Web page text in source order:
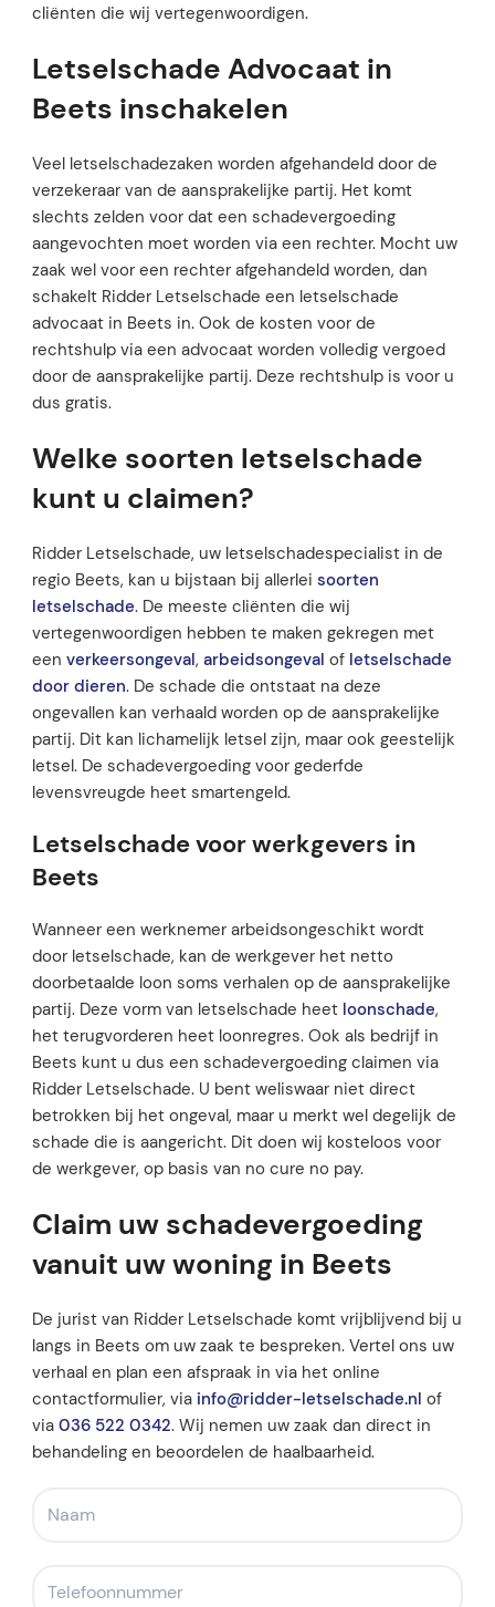
cliënten die wij vertegenwoordigen.
Letselschade Advocaat in
Beets inschakelen
Veel letselschadezaken worden afgehandeld door de
verzekeraar van de aansprakelijke partij. Het komt
slechts zelden voor dat een schadevergoeding
aangevochten moet worden via een rechter. Mocht uw
zaak wel voor een rechter afgehandeld worden, dan
schakelt Ridder Letselschade een letselschade
advocaat in Beets in. Ook de kosten voor de
rechtshulp via een advocaat worden volledig vergoed
door de aansprakelijke partij. Deze rechtshulp is voor u
dus gratis.
Welke soorten letselschade
kunt u claimen?
Ridder Letselschade, uw letselschadespecialist in de
regio Beets, kan u bijstaan bij allerlei soorten
letselschade. De meeste cliënten die wij
vertegenwoordigen hebben te maken gekregen met
een verkeersongeval, arbeidsongeval of letselschade
door dieren. De schade die ontstaat na deze
ongevallen kan verhaald worden op de aansprakelijke
partij. Dit kan lichamelijk letsel zijn, maar ook geestelijk
letsel. De schadevergoeding voor gederfde
levensvreugde heet smartengeld.
Letselschade voor werkgevers in
Beets
Wanneer een werknemer arbeidsongeschikt wordt
door letselschade, kan de werkgever het netto
doorbetaalde loon soms verhalen op de aansprakelijke
partij. Deze vorm van letselschade heet loonschade,
het terugvorderen heet loonregres. Ook als bedrijf in
Beets kunt u dus een schadevergoeding claimen via
Ridder Letselschade. U bent weliswaar niet direct
betrokken bij het ongeval, maar u merkt wel degelijk de
schade die is aangericht. Dit doen wij kosteloos voor
de werkgever, op basis van no cure no pay.
Claim uw schadevergoeding
vanuit uw woning in Beets
De jurist van Ridder Letselschade komt vrijblijvend bij u
langs in Beets om uw zaak te bespreken. Vertel ons uw
verhaal en plan een afspraak in via het online
contactformulier, via info@ridder-letselschade.nl of
via 036 522 0342. Wij nemen uw zaak dan direct in
behandeling en beoordelen de haalbaarheid.